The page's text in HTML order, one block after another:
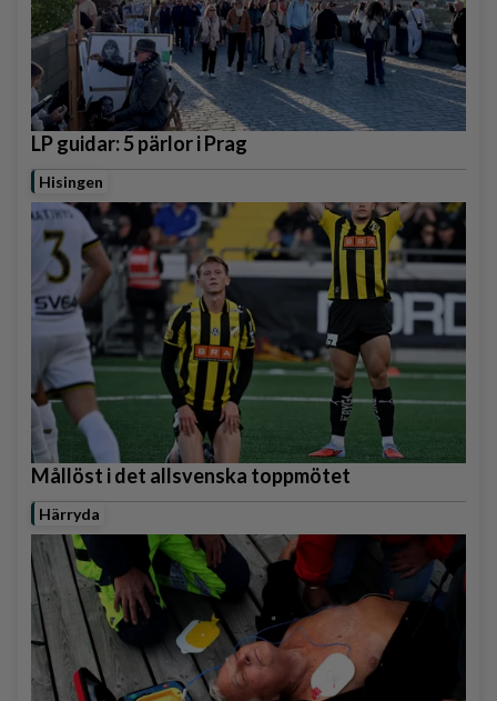
LP guidar: 5 pärlor i Prag
Hisingen
Mållöst i det allsvenska toppmötet
Härryda